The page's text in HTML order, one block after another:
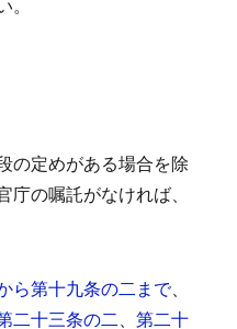
の定めがある場合を除
の嘱託がなければ、
ら第十九条の二まで、
二十三条の二、 第二十